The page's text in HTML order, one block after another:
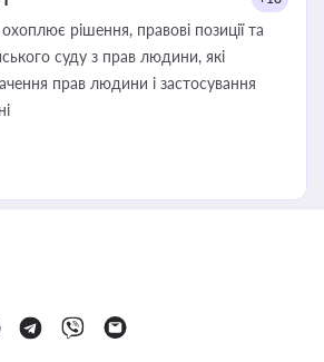
рішення, правові позиції та
суду з прав людини, які
прав людини і застосування